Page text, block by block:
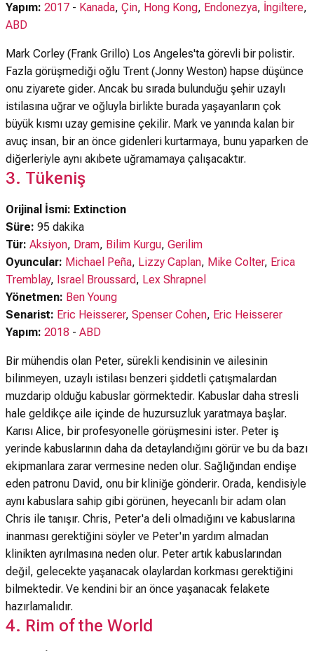
Yapım: 2017 - Kanada, Çin, Hong Kong, Endonezya, İngiltere,
ABD
Mark Corley (Frank Grillo) Los Angeles'ta görevli bir polistir.
Fazla görüşmediği oğlu Trent (Jonny Weston) hapse düşünce
onu ziyarete gider. Ancak bu sırada bulunduğu şehir uzaylı
istilasına uğrar ve oğluyla birlikte burada yaşayanların çok
büyük kısmı uzay gemisine çekilir. Mark ve yanında kalan bir
avuç insan, bir an önce gidenleri kurtarmaya, bunu yaparken de
diğerleriyle aynı akıbete uğramamaya çalışacaktır.
3. Tükeniş
Orijinal İsmi: Extinction
Süre: 95 dakika
Tür: Aksiyon, Dram, Bilim Kurgu, Gerilim
Oyuncular: Michael Peña, Lizzy Caplan, Mike Colter, Erica
Tremblay, Israel Broussard, Lex Shrapnel
Yönetmen: Ben Young
Senarist: Eric Heisserer, Spenser Cohen, Eric Heisserer
Yapım: 2018 - ABD
Bir mühendis olan Peter, sürekli kendisinin ve ailesinin
bilinmeyen, uzaylı istilası benzeri şiddetli çatışmalardan
muzdarip olduğu kabuslar görmektedir. Kabuslar daha stresli
hale geldikçe aile içinde de huzursuzluk yaratmaya başlar.
Karısı Alice, bir profesyonelle görüşmesini ister. Peter iş
yerinde kabuslarının daha da detaylandığını görür ve bu da bazı
ekipmanlara zarar vermesine neden olur. Sağlığından endişe
eden patronu David, onu bir kliniğe gönderir. Orada, kendisiyle
aynı kabuslara sahip gibi görünen, heyecanlı bir adam olan
Chris ile tanışır. Chris, Peter'a deli olmadığını ve kabuslarına
inanması gerektiğini söyler ve Peter'ın yardım almadan
klinikten ayrılmasına neden olur. Peter artık kabuslarından
değil, gelecekte yaşanacak olaylardan korkması gerektiğini
bilmektedir. Ve kendini bir an önce yaşanacak felakete
hazırlamalıdır.
4. Rim of the World